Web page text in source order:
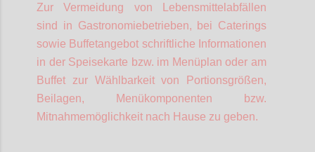
Zur Vermeidung von Lebensmittelabfällen
sind in Gastronomiebetrieben, bei Caterings
sowie Buffetangebot schriftliche Informationen
in der Speisekarte bzw. im Menüplan oder am
Buffet zur Wählbarkeit von Portionsgrößen,
Beilagen, Menükomponenten bzw.
Mitnahmemöglichkeit nach Hause zu geben.